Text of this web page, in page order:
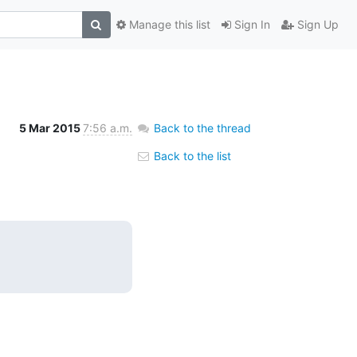
Sign In Sign Up
Manage this list
5 Mar 20157:56 a.m. Back to the thread
Back to the list